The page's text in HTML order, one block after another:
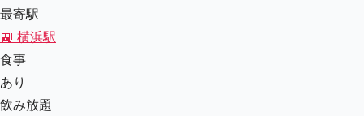
最寄駅
🚉 横浜駅
食事
あり
飲み放題